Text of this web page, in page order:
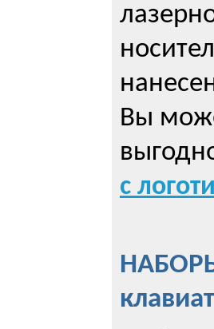
Вы
с